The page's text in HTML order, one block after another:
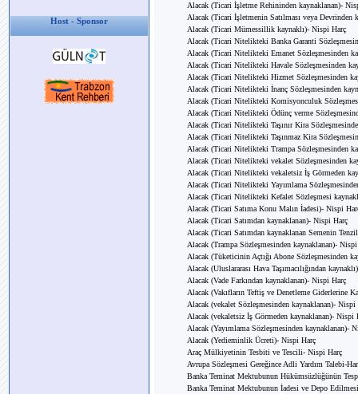
Host - Sponsor
Alacak (Ticari İşletme Rehininden kaynaklanan)-
Alacak (Ticari İşletmenin Satılması veya Devrinden
Alacak (Ticari Mümessillik kaynaklı)- Nispi Harç
Alacak (Ticari Nitelikteki Banka Garanti
Alacak (Ticari Nitelikteki Emanet Sözleşmesinden
Alacak (Ticari Nitelikteki Havale Sözleşmesinden
Alacak (Ticari Nitelikteki Hizmet Sözleşmesinden
Alacak (Ticari Nitelikteki İnanç Sözleşmesinden
Alacak (Ticari Nitelikteki Komisyonculuk
Alacak (Ticari Nitelikteki Ödünç verme
Alacak (Ticari Nitelikteki Taşınır Kira
Alacak (Ticari Nitelikteki Taşınmaz Kira
Alacak (Ticari Nitelikteki Trampa Sözleşmesinden
Alacak (Ticari Nitelikteki vekalet Sözleşmesinden
Alacak (Ticari Nitelikteki vekaletsiz İş Görmeden
Alacak (Ticari Nitelikteki Yayımlama
Alacak (Ticari Nitelikteki Kefalet Sözleşmesi
Alacak (Ticari Satıma Konu Malın İadesi)- Nispi
Alacak (Ticari Satımdan kaynaklanan)- Nispi Harç
Alacak (Ticari Satımdan kaynaklanan Semenin
Alacak (Trampa Sözleşmesinden kaynaklanan)-
Alacak (Tüketicinin Açtığı Abone Sözleşmesinden
Alacak (Uluslararası Hava Taşımacılığından
Alacak (Vade Farkından kaynaklanan)- Nispi Harç
Alacak (Vakıfların Teftiş ve Denetleme Giderlerine
Alacak (vekalet Sözleşmesinden kaynaklanan)- Nispi
Alacak (vekaletsiz İş Görmeden kaynaklanan)- Nispi
Alacak (Yayımlama Sözleşmesinden kaynaklanan)-
Alacak (Yedieminlik Ücreti)- Nispi Harç
Araç Mülkiyetinin Tesbiti ve Tescili- Nispi Harç
Avrupa Sözleşmesi Gereğince Adli Yardım Talebi-
Banka Teminat Mektubunun Hükümsüzlüğünün
Banka Teminat Mektubunun İadesi ve Depo